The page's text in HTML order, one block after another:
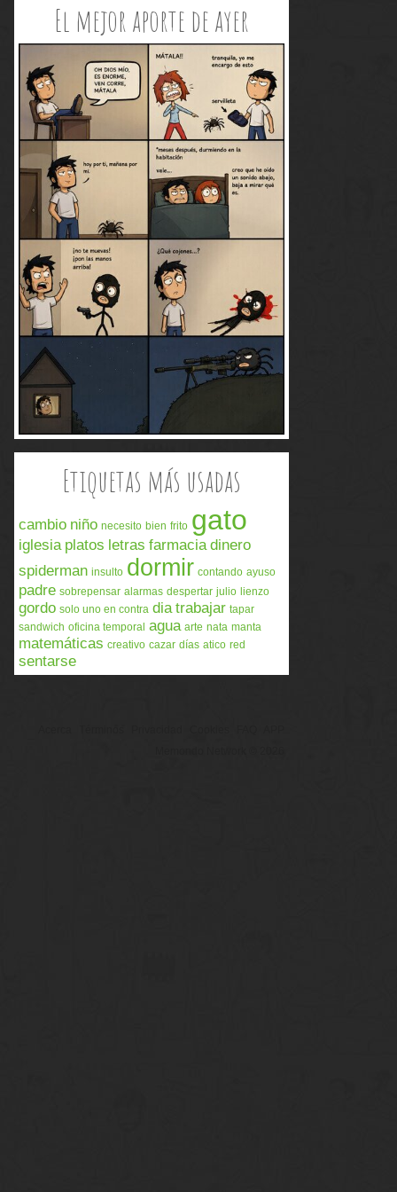
El mejor aporte de ayer
Etiquetas más usadas
cambio niño necesito bien frito gato
iglesia platos letras farmacia dinero
spiderman insulto dormir contando ayuso
padre sobrepensar alarmas despertar julio lienzo
gordo solo uno en contra dia trabajar tapar
sandwich oficina temporal agua arte nata manta
matemáticas creativo cazar días atico red
sentarse